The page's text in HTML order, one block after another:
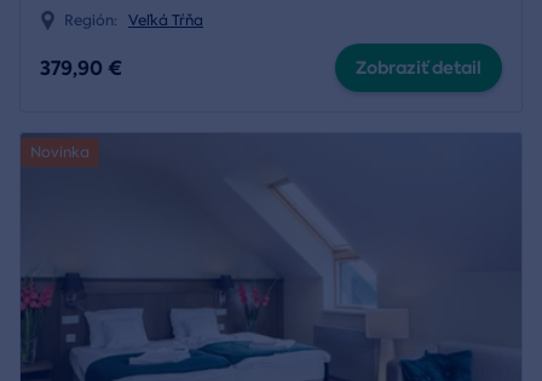
Región: Veľká Tŕňa
379,90 € Zobraziť detail
Novinka